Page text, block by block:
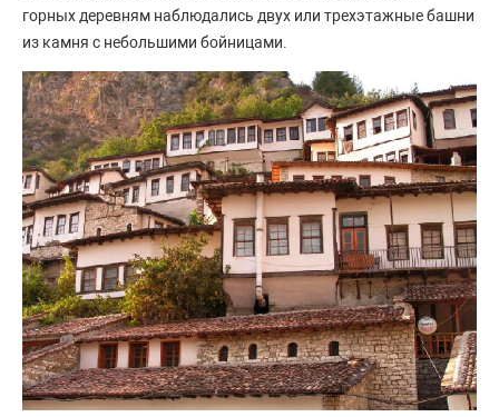
горных деревням наблюдались двух или трехэтажные башни
из камня с небольшими бойницами.